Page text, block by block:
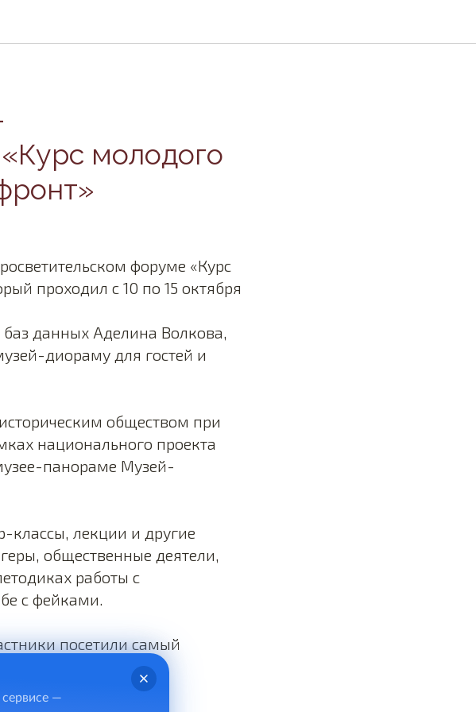
молодого
форуме «Курс
проходил с 10 по 15 октября
данных Аделина Волкова,
диораму для гостей и
обществом при
национального проекта
панораме Музей-
классы, лекции и другие
общественные деятели,
работы с
с фейками.
посетили самый
—